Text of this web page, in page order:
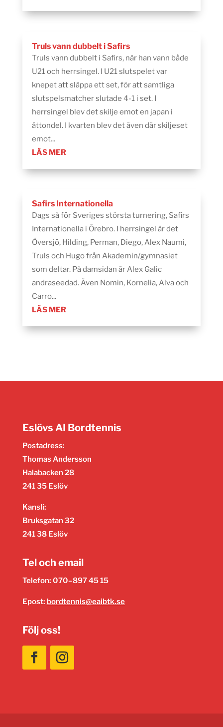
Truls vann dubbelt i Safirs
Truls vann dubbelt i Safirs, när han vann både
U21 och herrsingel. I U21 slutspelet var
knepet att släppa ett set, för att samtliga
slutspelsmatcher slutade 4-1 i set. I
herrsingel blev det skilje emot en japan i
åttondel. I kvarten blev det även där skiljeset
emot...
LÄS MER
Safirs Internationella
Dags så för Sveriges största turnering, Safirs
Internationella i Örebro. I herrsingel är det
Översjö, Hilding, Perman, Diego, Alex Naumi,
Truls och Hugo från Akademin/gymnasiet
som deltar. På damsidan är Alex Galic
andraseedad. Även Nomin, Kornelia, Alva och
Carro...
LÄS MER
Eslövs AI Bordtennis
Postadress:
Thomas Andersson
Halabacken 28
241 35 Eslöv
Kansli:
Bruksgatan 32
241 38 Eslöv
Tel och email
Telefon: 070–897 45 15
Epost: bordtennis@eaibtk.se
Följ oss!